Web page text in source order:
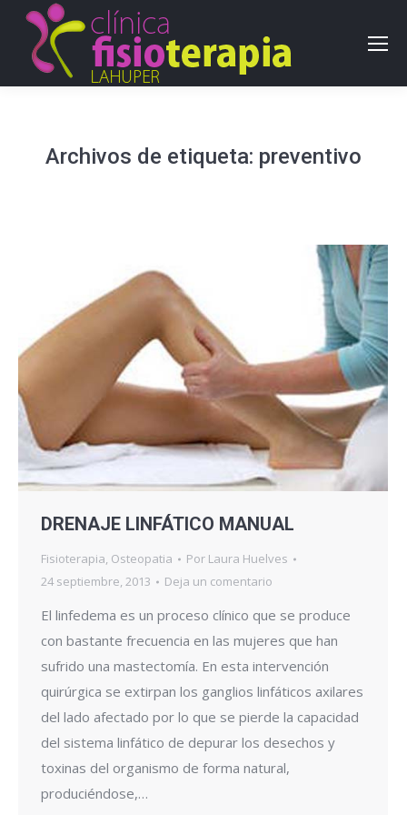
Archivos de etiqueta: preventivo
DRENAJE LINFÁTICO MANUAL
Fisioterapia, Osteopatia Por Laura Huelves
24 septiembre, 2013
Deja un comentario
El linfedema es un proceso clínico que se produce
con bastante frecuencia en las mujeres que han
sufrido una mastectomía. En esta intervención
quirúrgica se extirpan los ganglios linfáticos axilares
del lado afectado por lo que se pierde la capacidad
del sistema linfático de depurar los desechos y
toxinas del organismo de forma natural,
produciéndose,…